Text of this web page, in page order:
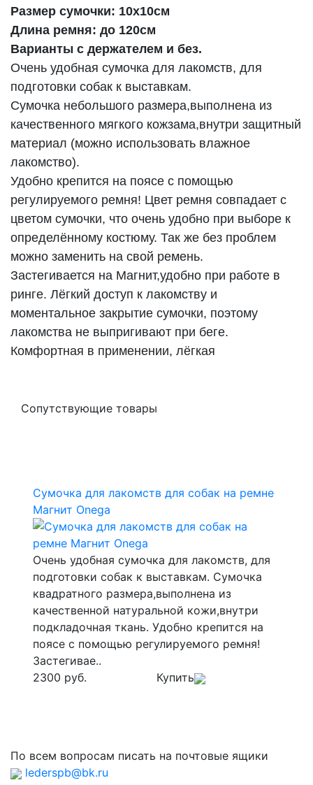
Размер сумочки: 10х10см
Длина ремня: до 120см
Варианты с держателем и без.
Очень удобная сумочка для лакомств, для
подготовки собак к выставкам.
Сумочка небольшого размера,выполнена из
качественного мягкого кожзама,внутри защитный
материал (можно использовать влажное
лакомство).
Удобно крепится на поясе с помощью
регулируемого ремня! Цвет ремня совпадает с
цветом сумочки, что очень удобно при выборе к
определённому костюму. Так же без проблем
можно заменить на свой ремень.
Застегивается на Магнит,удобно при работе в
ринге. Лёгкий доступ к лакомству и
моментальное закрытие сумочки, поэтому
лакомства не выпригивают при беге.
Комфортная в применении, лёгкая
Сопутствующие товары
Сумочка для лакомств для собак на ремне
Магнит Onega
Очень удобная сумочка для лакомств, для
подготовки собак к выставкам. Сумочка
квадратного размера,выполнена из
качественной натуральной кожи,внутри
подкладочная ткань. Удобно крепится на
поясе с помощью регулируемого ремня!
Застегивае..
2300 руб.
Купить
По всем вопросам писать на почтовые ящики
lederspb@bk.ru